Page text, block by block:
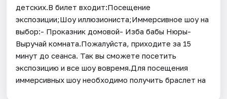
детских.В билет входит:Посещение
экспозиции;Шоу иллюзиониста;Иммерсивное шоу на
выбор:- Проказник домовой- Изба бабы Нюры-
Выручай комната.Пожалуйста, приходите за 15
минут до сеанса. Так вы сможете посетить
экспозицию и все шоу вовремя.Для посещения
иммерсивных шоу необходимо получить браслет на